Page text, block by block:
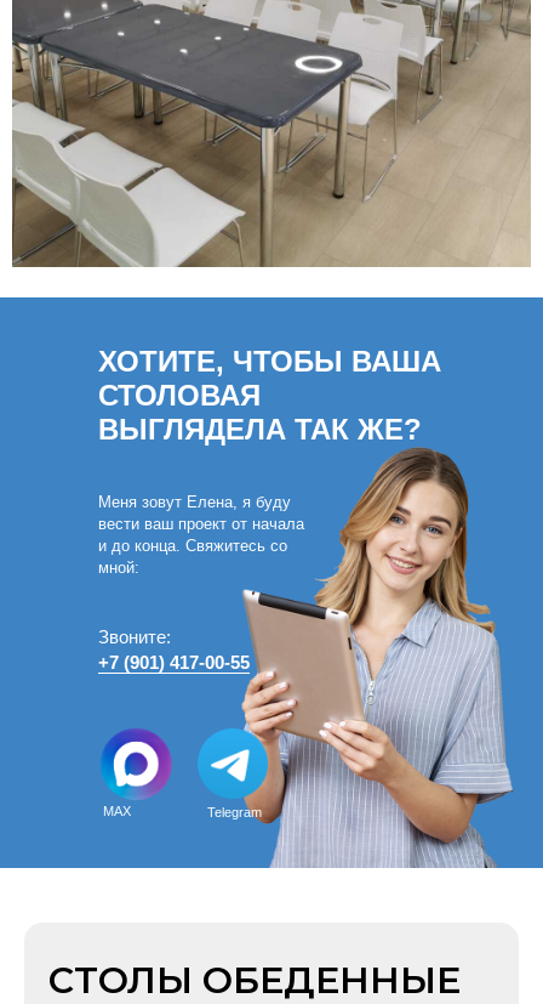
Звоните:
+7 (901) 417-00-55
Telegram
MAX
Меня зовут Елена, я буду
вести ваш проект от начала
и до конца. Свяжитесь со
мной:
ХОТИТЕ, ЧТОБЫ ВАША
СТОЛОВАЯ
ВЫГЛЯДЕЛА ТАК ЖЕ?
СТОЛЫ ОБЕДЕННЫЕ